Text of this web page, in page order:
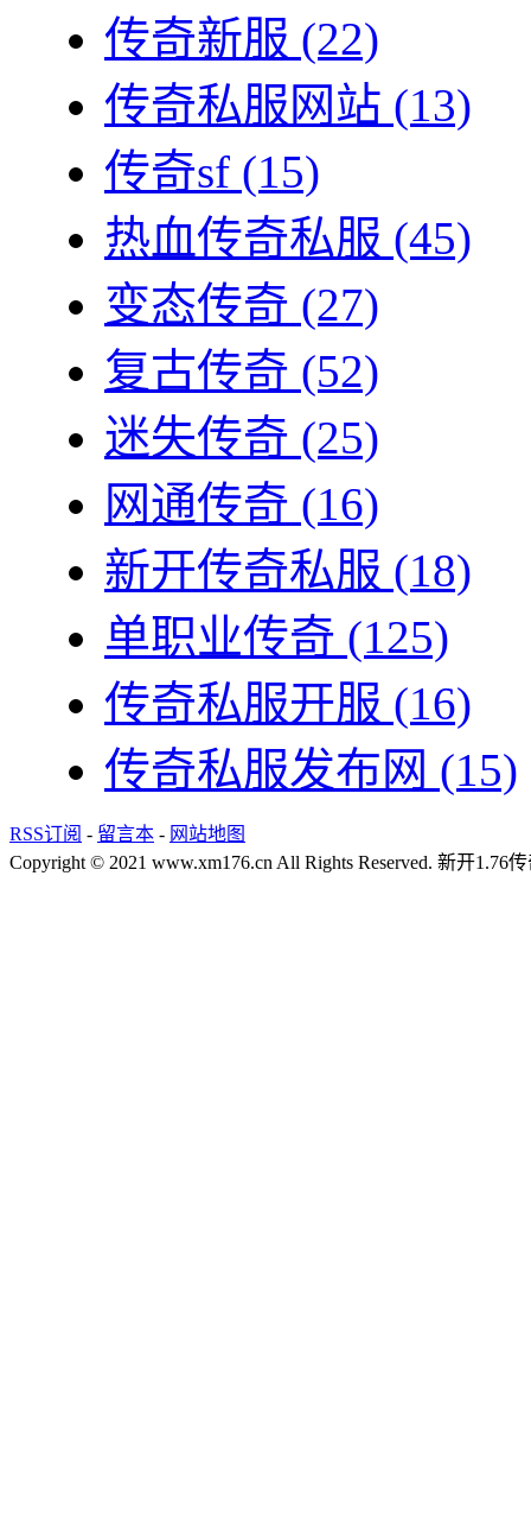
传奇新服 (22)
传奇私服网站 (13)
传奇sf (15)
热血传奇私服 (45)
变态传奇 (27)
复古传奇 (52)
迷失传奇 (25)
网通传奇 (16)
新开传奇私服 (18)
单职业传奇 (125)
传奇私服开服 (16)
传奇私服发布网 (15)
RSS订阅 - 留言本 - 网站地图
Copyright © 2021 www.xm176.cn All Rights Reserved. 新开1.76